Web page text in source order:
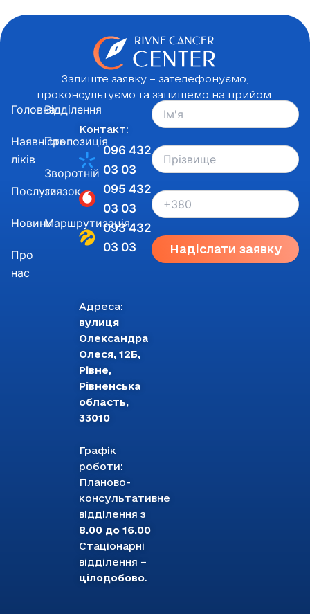
Залиште заявку – зателефонуємо,
проконсультуємо та запишемо на прийом.
Адреса:
вулиця
Олександра
Олеся, 12Б,
Рівне,
Рівненська
область,
33010
Графік
роботи:
Планово-
консультативне
відділення з
8.00 до 16.00
Стаціонарні
відділення –
цілодобово.
Контакт:
096 432
03 03
095 432
03 03
093 432
03 03
Головна
Наявність
ліків
Послуги
Новини
Про
нас
Відділення
Пропозиція
Зворотній
звязок
Маршрутизація
Надіслати заявку